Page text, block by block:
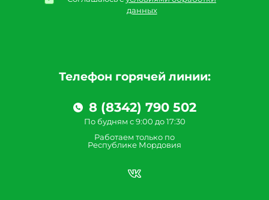
Телефон горячей линии:
8 (8342) 790 502
По будням с 9:00 до 17:30
Работаем только по
Республике Мордовия
данных